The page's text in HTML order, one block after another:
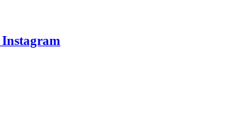
Instagram